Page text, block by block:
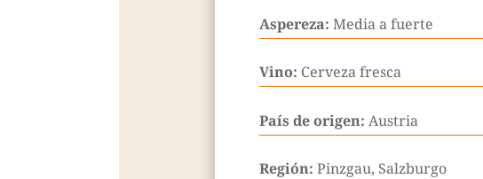
Aspereza: Media a fuerte
Vino: Cerveza fresca
País de origen: Austria
Región: Pinzgau, Salzburgo